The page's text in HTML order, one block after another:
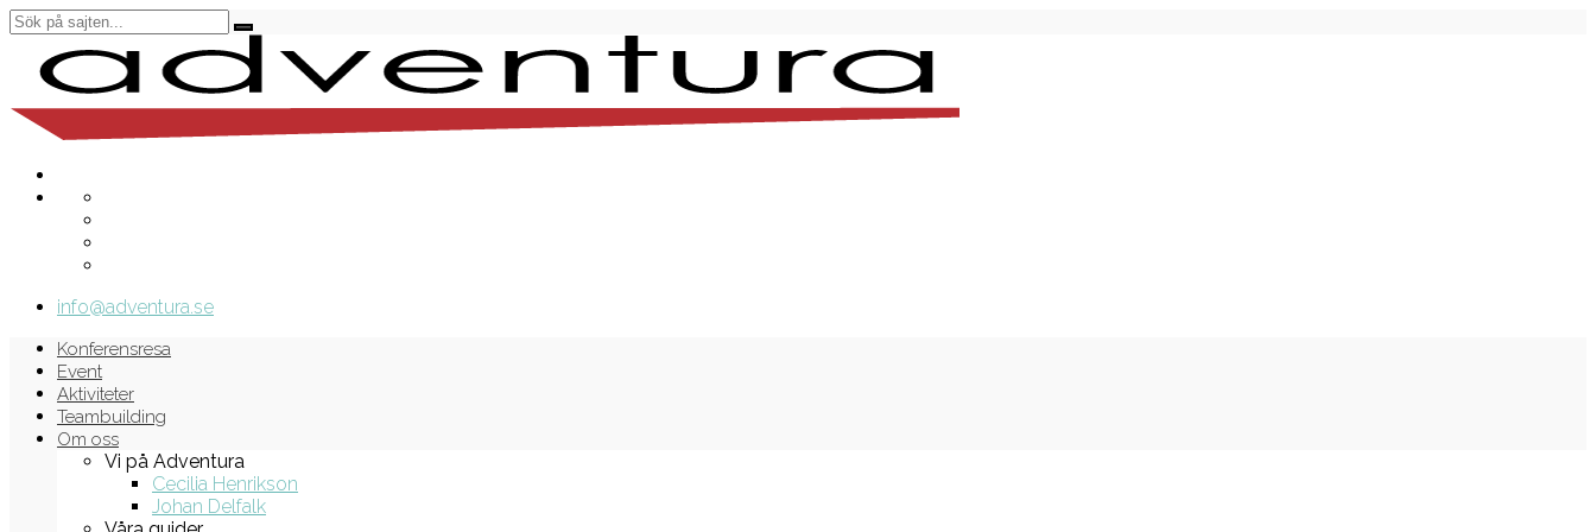
info@adventura.se
Konferensresa
Event
Aktiviteter
Teambuilding
Om oss
Vi på Adventura
Cecilia Henrikson
Johan Delfalk